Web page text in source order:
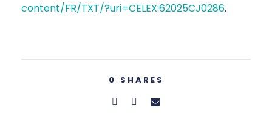
content/FR/TXT/?uri=CELEX:62025CJ0286.
0 SHARES